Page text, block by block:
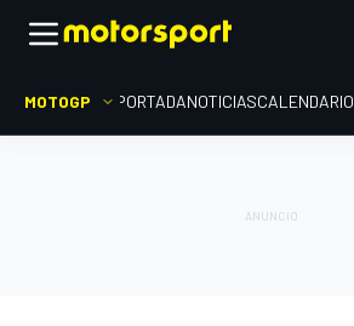
MOTOGP PORTADANOTICIASCALENDARIO